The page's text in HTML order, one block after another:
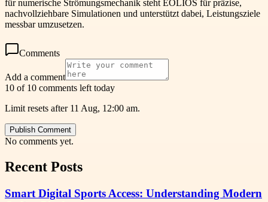
für numerische Strömungsmechanik steht EOLIOS für präzise,
nachvollziehbare Simulationen und unterstützt dabei, Leistungsziele
messbar umzusetzen.
Comments
Add a comment
10 of 10 comments left today
Limit resets after 11 Aug, 12:00 am.
Publish Comment
No comments yet.
Recent Posts
Smart Digital Sports Access: Understanding Modern